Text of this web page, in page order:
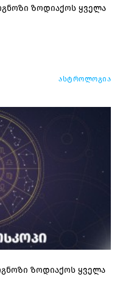
ზოდიაქოს ყველა
ასტროლოგია
ზოდიაქოს ყველა